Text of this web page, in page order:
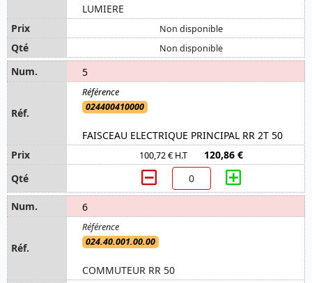
LUMIERE
Non disponible
Non disponible
5
024400410000
FAISCEAU ELECTRIQUE PRINCIPAL RR 2T 50
100,72 € H.T 120,86 €
6
024.40.001.00.00
COMMUTEUR RR 50